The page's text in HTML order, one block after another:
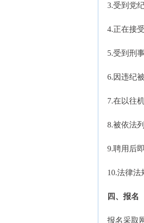
3.受到党
4.正在接
5.受到刑
6.因违纪
7.在以往
8.被依法
9.聘用后
10.法律法
四、报名
报名采取